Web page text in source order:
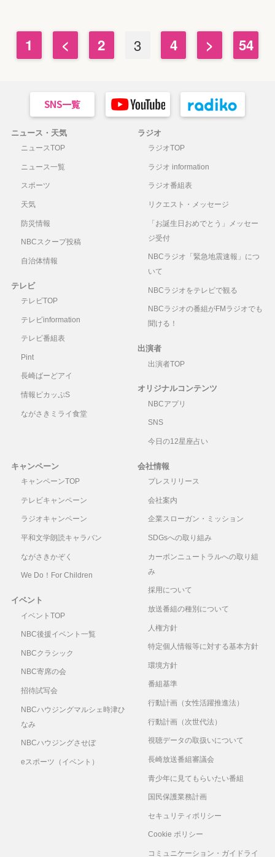
1 < 2 3 4 > 54
ニュース・天気
ニュースTOP
ニュース一覧
スポーツ
天気
防災情報
NBCスクープ投稿
自治体情報
テレビ
テレビTOP
テレビinformation
テレビ番組表
Pint
長崎ばーどアイ
情報ピカッぷS
ながさきミライ食堂
ラジオ
ラジオTOP
ラジオ information
ラジオ番組表
リクエスト・メッセージ
「お誕生日おめでとう」メッセー
ジ受付
NBCラジオ「緊急地震速報」につ
いて
NBCラジオをテレビで観る
NBCラジオの番組がFMラジオでも
聞ける！
出演者
出演者TOP
オリジナルコンテンツ
NBCアプリ
SNS
今日の12星座占い
キャンペーン
キャンペーンTOP
テレビキャンペーン
ラジオキャンペーン
平和文学朗読キャラバン
ながさきかぞく
We Do！For Children
イベント
イベントTOP
NBC後援イベント一覧
NBCクラシック
NBC寄席の会
招待試写会
NBCハウジングマルシェ時津ひ
なみ
NBCハウジングさせぼ
eスポーツ（イベント）
会社情報
プレスリリース
会社案内
企業スローガン・ミッション
SDGsへの取り組み
カーボンニュートラルへの取り組
み
採用について
放送番組の種別について
人権方針
特定個人情報等に対する基本方針
環境方針
番組基準
行動計画（女性活躍推進法）
行動計画（次世代法）
視聴データの取扱いについて
長崎放送番組審議会
青少年に見てもらいたい番組
国民保護業務計画
セキュリティポリシー
Cookie ポリシー
コミュニケーション・ガイドライ